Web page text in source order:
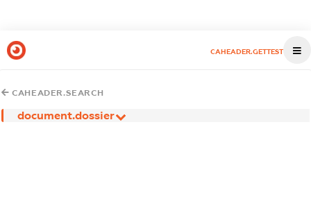
CAHEADER.GETTEST
CAHEADER.SEARCH
document.dossier